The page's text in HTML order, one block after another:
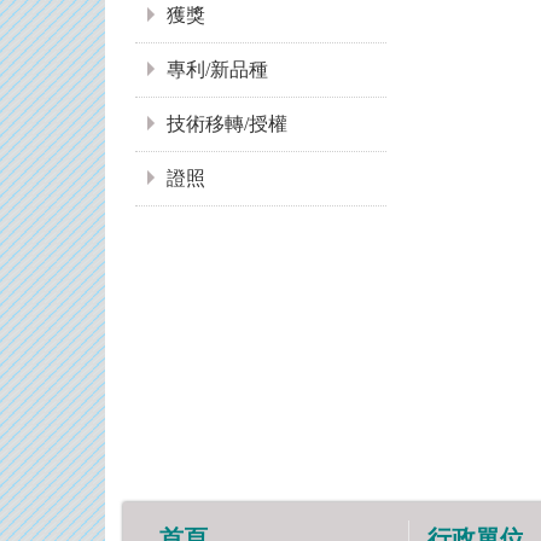
獲獎
專利/新品種
技術移轉/授權
證照